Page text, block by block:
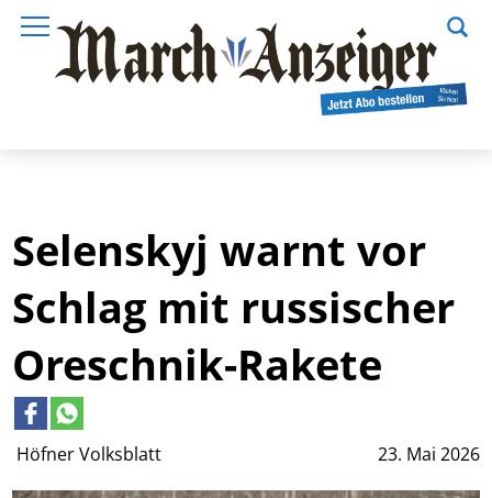
Höfner Volksblatt 23. Mai 2026
Selenskyj warnt vor
Schlag mit russischer
Oreschnik-Rakete